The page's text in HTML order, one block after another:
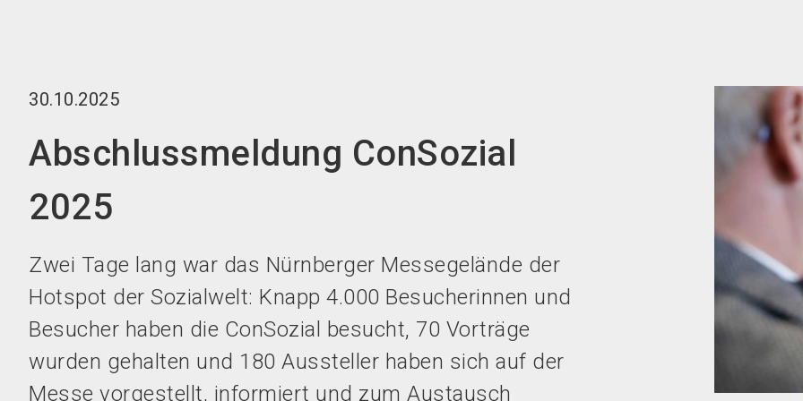
30.10.2025
Abschlussmeldung ConSozial
2025
Zwei Tage lang war das Nürnberger Messegelände der
Hotspot der Sozialwelt: Knapp 4.000 Besucherinnen und
Besucher haben die ConSozial besucht, 70 Vorträge
wurden gehalten und 180 Aussteller haben sich auf der
Messe vorgestellt, informiert und zum Austausch